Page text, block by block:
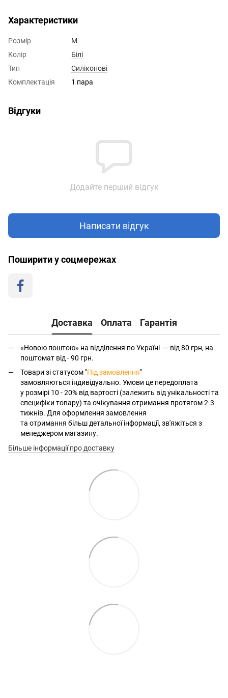
Характеристики
Розмір
M
Колір
Білі
Тип
Силіконові
Комплектація
1 пара
Відгуки
Додайте перший відгук
Написати відгук
Поширити у соцмережах
Доставка Оплата Гарантія
«Новою поштою» на відділення по Україні — від 80 грн, на
поштомат від - 90 грн.
Товари зі статусом "Під замовлення"
замовляються індивідуально. Умови це передоплата
у розмірі 10 - 20% від вартості (залежить від унікальності та
специфіки товару) та очікування отримання протягом 2-3
тижнів. Для оформлення замовлення
та отримання більш детальної інформації, зв'яжіться з
менеджером магазину.
Більше інформації про доставку